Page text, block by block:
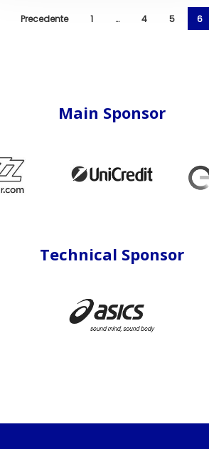
Precedente 1 … 4 5 6
Main Sponsor
Technical Sponsor